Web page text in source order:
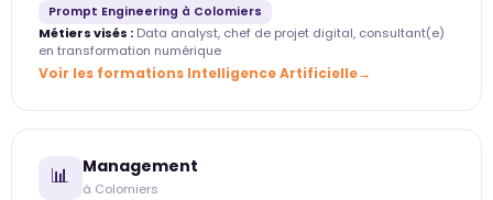
Prompt Engineering à Colomiers
Métiers visés : Data analyst, chef de projet digital, consultant(e)
en transformation numérique
Voir les formations Intelligence Artificielle
📊 Management
à Colomiers